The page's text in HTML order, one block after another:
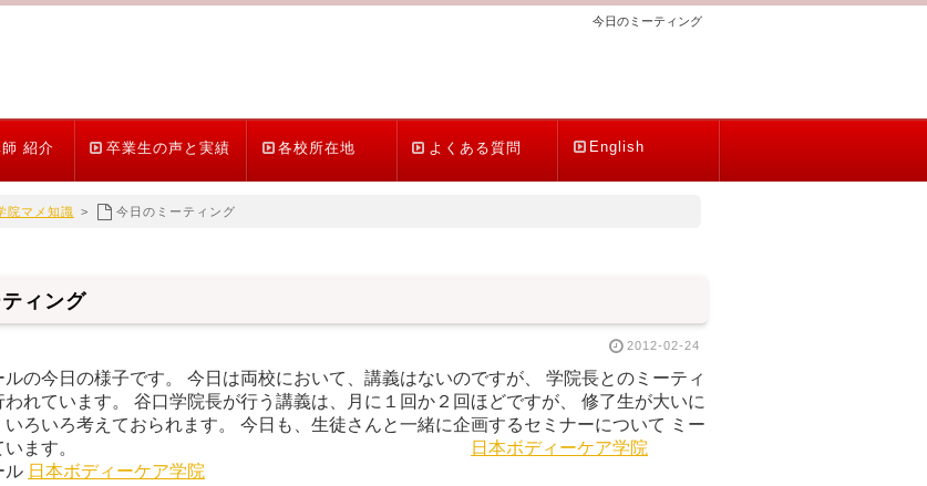
今日のミーティング
紹介 卒業生の声と実績 各校所在地 よくある質問 English
院マメ知識 > 今日のミーティング
ィング
2012-02-24
の今日の様子です。 今日は両校において、講義はないのですが、 学院長とのミーティ
われています。 谷口学院長が行う講義は、月に１回か２回ほどですが、 修了生が大いに
ろいろ考えておられます。 今日も、生徒さんと一緒に企画するセミナーについて ミー
グを行っています。
日本ボディーケア学院
ル 日本ボディーケア学院